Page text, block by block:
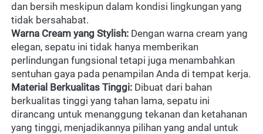
dan bersih meskipun dalam kondisi lingkungan yang
tidak bersahabat.
Warna Cream yang Stylish: Dengan warna cream yang
elegan, sepatu ini tidak hanya memberikan
perlindungan fungsional tetapi juga menambahkan
sentuhan gaya pada penampilan Anda di tempat kerja.
Material Berkualitas Tinggi: Dibuat dari bahan
berkualitas tinggi yang tahan lama, sepatu ini
dirancang untuk menanggung tekanan dan ketahanan
yang tinggi, menjadikannya pilihan yang andal untuk